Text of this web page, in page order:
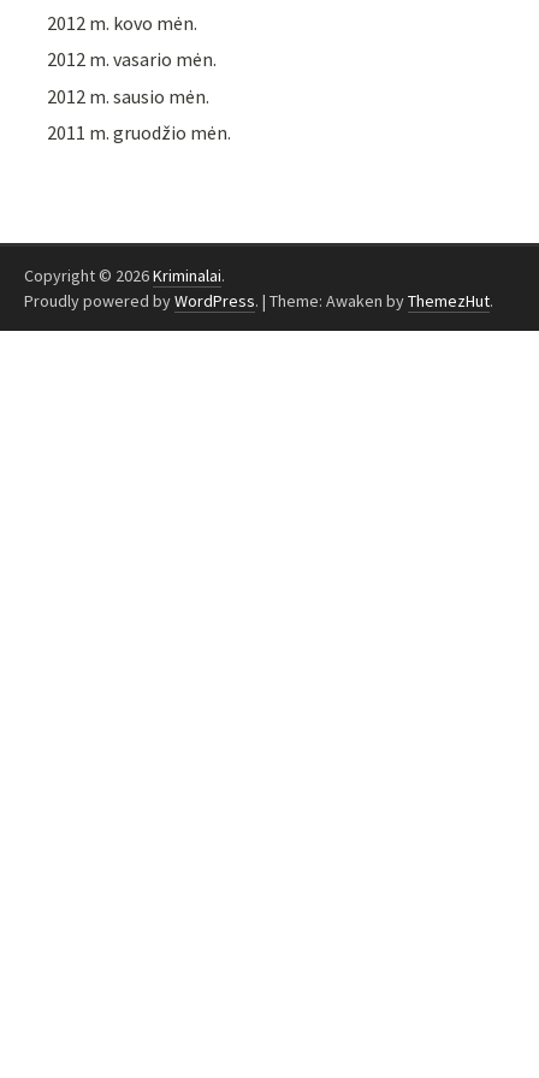
2012 m. kovo mėn.
2012 m. vasario mėn.
2012 m. sausio mėn.
2011 m. gruodžio mėn.
Copyright © 2026Kriminalai.
Proudly powered byWordPress. | Theme: Awaken byThemezHut.